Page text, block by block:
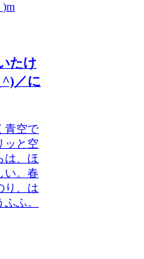
たけ
／に
青空で
ッと空
は、ほ
い。春
り、は
ふ。